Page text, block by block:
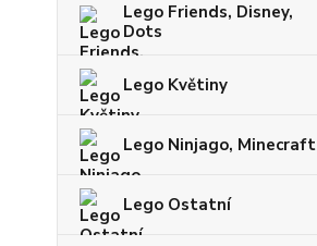
Lego Friends, Disney,
Dots
Lego Květiny
Lego Ninjago, Minecraft
Lego Ostatní